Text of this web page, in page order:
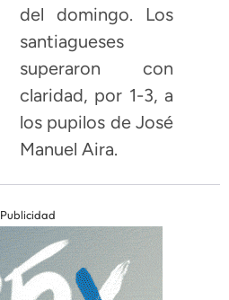
del domingo. Los
santiagueses
superaron con
claridad, por 1-3, a
los pupilos de José
Manuel Aira.
Publicidad